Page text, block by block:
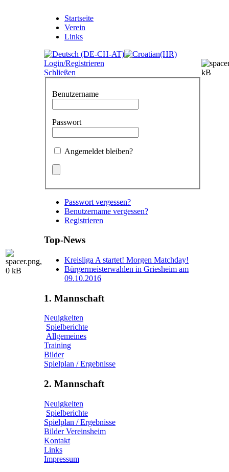
Startseite
Verein
Links
Login/Registrieren
Schließen
Benutzername
Passwort
Angemeldet bleiben?
Passwort vergessen?
Benutzername vergessen?
Registrieren
Top-News
Kreisliga A startet! Morgen Matchday!
Bürgermeisterwahlen in Griesheim am
09.10.2016
1. Mannschaft
Neuigkeiten
Spielberichte
Allgemeines
Training
Bilder
Spielplan / Ergebnisse
2. Mannschaft
Neuigkeiten
Spielberichte
Spielplan / Ergebnisse
Bilder Vereinsheim
Kontakt
Links
Impressum